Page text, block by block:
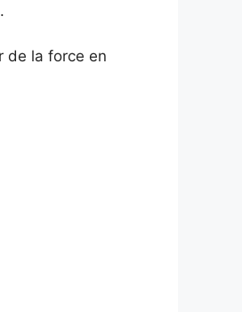
de la force en